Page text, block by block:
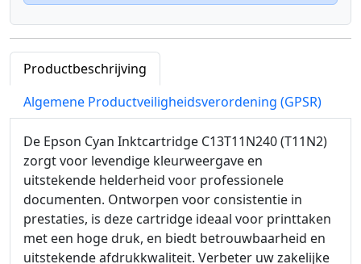
Productbeschrijving
Algemene Productveiligheidsverordening (GPSR)
De Epson Cyan Inktcartridge C13T11N240 (T11N2)
zorgt voor levendige kleurweergave en
uitstekende helderheid voor professionele
documenten. Ontworpen voor consistentie in
prestaties, is deze cartridge ideaal voor printtaken
met een hoge druk, en biedt betrouwbaarheid en
uitstekende afdrukkwaliteit. Verbeter uw zakelijke